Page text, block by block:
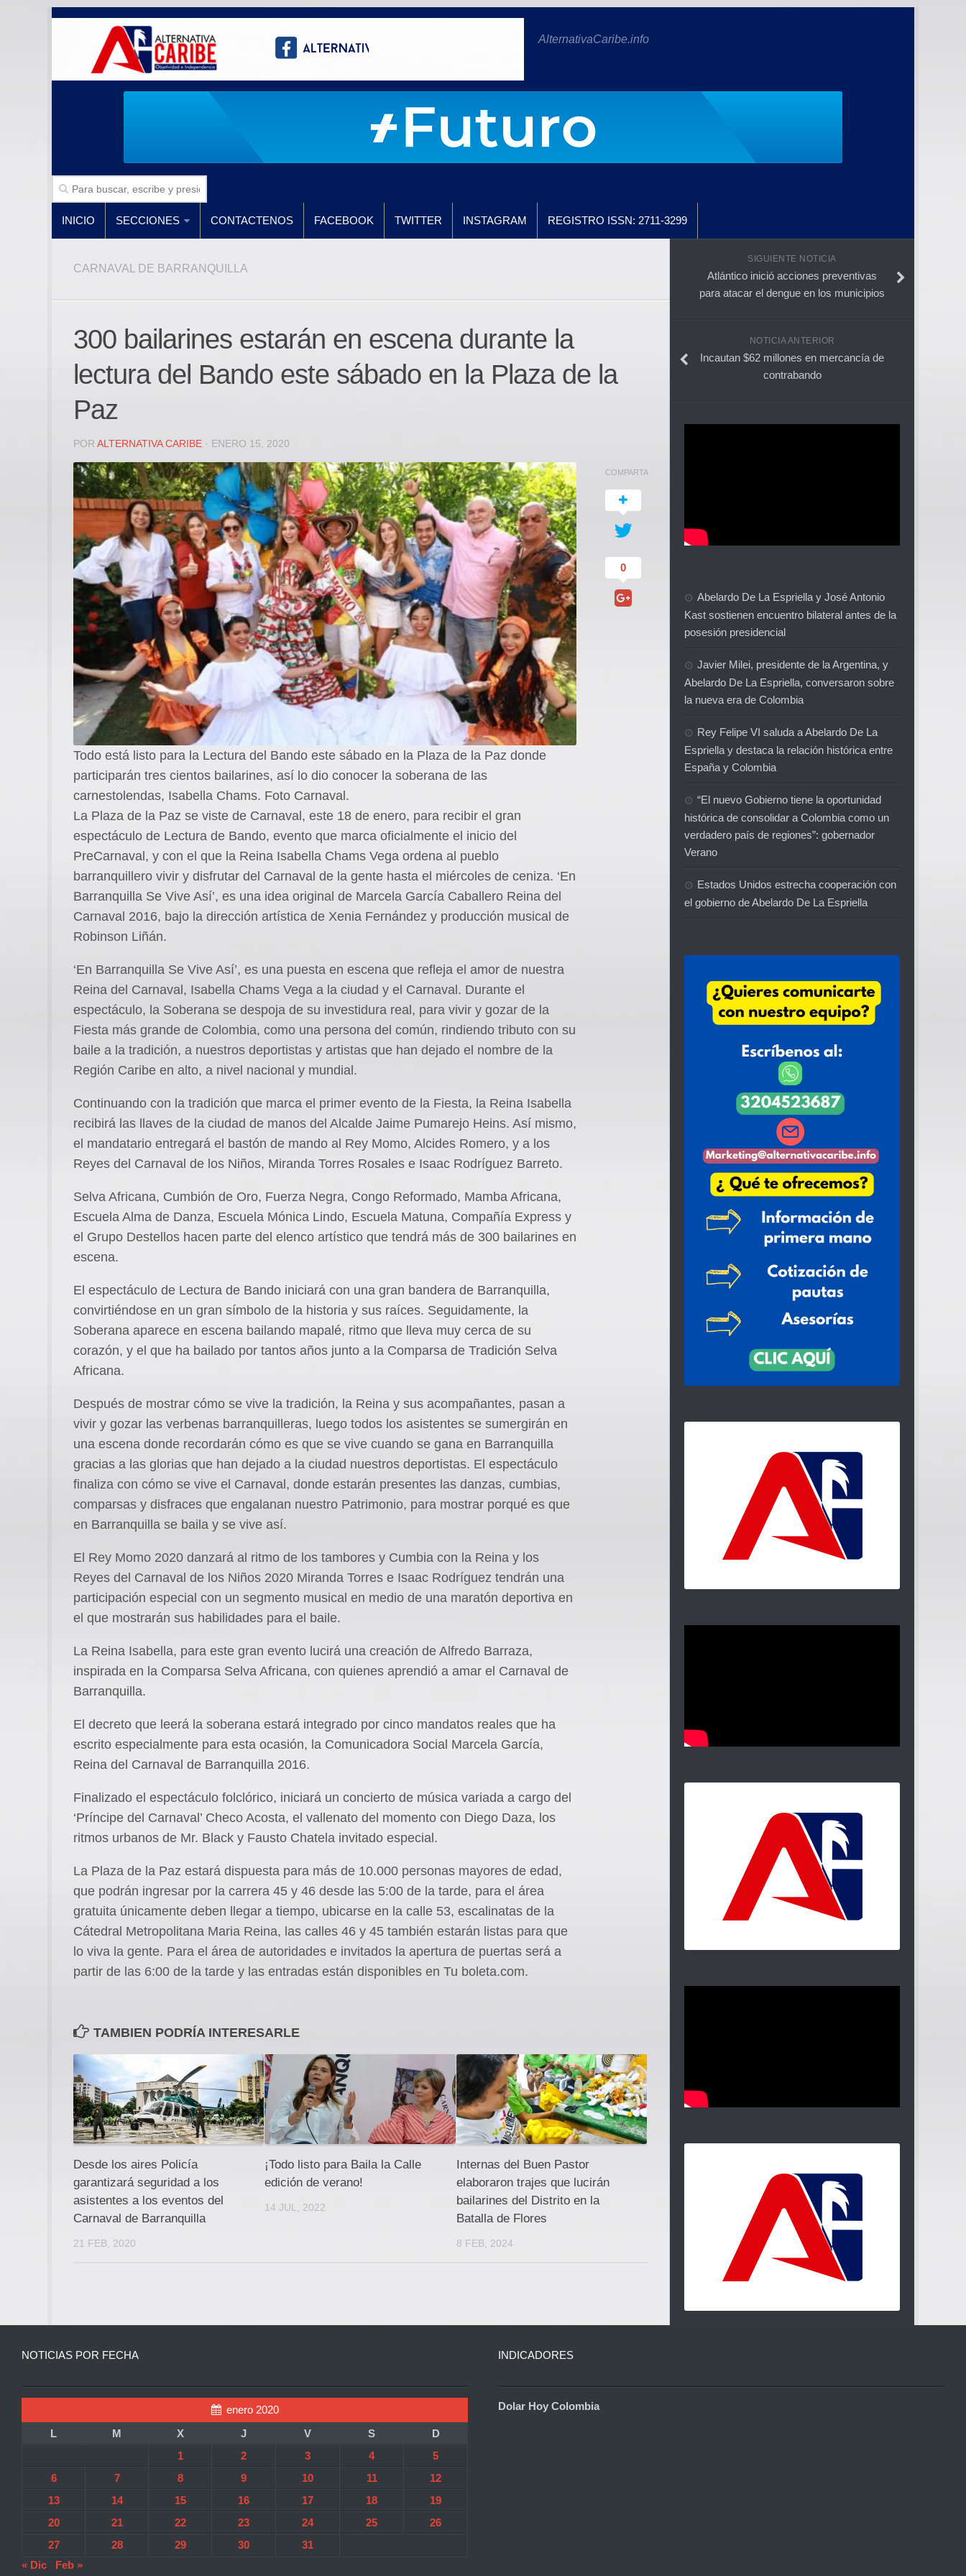
AlternativaCaribe.info
INICIO SECCIONES CONTACTENOS FACEBOOK TWITTER INSTAGRAM REGISTRO ISSN: 2711-3299
CARNAVAL DE BARRANQUILLA
300 bailarines estarán en escena durante la
lectura del Bando este sábado en la Plaza de la
Paz
POR ALTERNATIVA CARIBE · ENERO 15, 2020
Todo está listo para la Lectura del Bando este sábado en la Plaza de la Paz donde
participarán tres cientos bailarines, así lo dio conocer la soberana de las
carnestolendas, Isabella Chams. Foto Carnaval.
La Plaza de la Paz se viste de Carnaval, este 18 de enero, para recibir el gran
espectáculo de Lectura de Bando, evento que marca oficialmente el inicio del
PreCarnaval, y con el que la Reina Isabella Chams Vega ordena al pueblo
barranquillero vivir y disfrutar del Carnaval de la gente hasta el miércoles de ceniza. ‘En
Barranquilla Se Vive Así’, es una idea original de Marcela García Caballero Reina del
Carnaval 2016, bajo la dirección artística de Xenia Fernández y producción musical de
Robinson Liñán.
‘En Barranquilla Se Vive Así’, es una puesta en escena que refleja el amor de nuestra
Reina del Carnaval, Isabella Chams Vega a la ciudad y el Carnaval. Durante el
espectáculo, la Soberana se despoja de su investidura real, para vivir y gozar de la
Fiesta más grande de Colombia, como una persona del común, rindiendo tributo con su
baile a la tradición, a nuestros deportistas y artistas que han dejado el nombre de la
Región Caribe en alto, a nivel nacional y mundial.
Continuando con la tradición que marca el primer evento de la Fiesta, la Reina Isabella
recibirá las llaves de la ciudad de manos del Alcalde Jaime Pumarejo Heins. Así mismo,
el mandatario entregará el bastón de mando al Rey Momo, Alcides Romero, y a los
Reyes del Carnaval de los Niños, Miranda Torres Rosales e Isaac Rodríguez Barreto.
Selva Africana, Cumbión de Oro, Fuerza Negra, Congo Reformado, Mamba Africana,
Escuela Alma de Danza, Escuela Mónica Lindo, Escuela Matuna, Compañía Express y
el Grupo Destellos hacen parte del elenco artístico que tendrá más de 300 bailarines en
escena.
El espectáculo de Lectura de Bando iniciará con una gran bandera de Barranquilla,
convirtiéndose en un gran símbolo de la historia y sus raíces. Seguidamente, la
Soberana aparece en escena bailando mapalé, ritmo que lleva muy cerca de su
corazón, y el que ha bailado por tantos años junto a la Comparsa de Tradición Selva
Africana.
Después de mostrar cómo se vive la tradición, la Reina y sus acompañantes, pasan a
vivir y gozar las verbenas barranquilleras, luego todos los asistentes se sumergirán en
una escena donde recordarán cómo es que se vive cuando se gana en Barranquilla
gracias a las glorias que han dejado a la ciudad nuestros deportistas. El espectáculo
finaliza con cómo se vive el Carnaval, donde estarán presentes las danzas, cumbias,
comparsas y disfraces que engalanan nuestro Patrimonio, para mostrar porqué es que
en Barranquilla se baila y se vive así.
El Rey Momo 2020 danzará al ritmo de los tambores y Cumbia con la Reina y los
Reyes del Carnaval de los Niños 2020 Miranda Torres e Isaac Rodríguez tendrán una
participación especial con un segmento musical en medio de una maratón deportiva en
el que mostrarán sus habilidades para el baile.
La Reina Isabella, para este gran evento lucirá una creación de Alfredo Barraza,
inspirada en la Comparsa Selva Africana, con quienes aprendió a amar el Carnaval de
Barranquilla.
El decreto que leerá la soberana estará integrado por cinco mandatos reales que ha
escrito especialmente para esta ocasión, la Comunicadora Social Marcela García,
Reina del Carnaval de Barranquilla 2016.
Finalizado el espectáculo folclórico, iniciará un concierto de música variada a cargo del
‘Príncipe del Carnaval’ Checo Acosta, el vallenato del momento con Diego Daza, los
ritmos urbanos de Mr. Black y Fausto Chatela invitado especial.
La Plaza de la Paz estará dispuesta para más de 10.000 personas mayores de edad,
que podrán ingresar por la carrera 45 y 46 desde las 5:00 de la tarde, para el área
gratuita únicamente deben llegar a tiempo, ubicarse en la calle 53, escalinatas de la
Cátedral Metropolitana Maria Reina, las calles 46 y 45 también estarán listas para que
lo viva la gente. Para el área de autoridades e invitados la apertura de puertas será a
partir de las 6:00 de la tarde y las entradas están disponibles en Tu boleta.com.
COMPARTA
0
TAMBIEN PODRÍA INTERESARLE
Desde los aires Policía
garantizará seguridad a los
asistentes a los eventos del
Carnaval de Barranquilla
21 FEB, 2020
¡Todo listo para Baila la Calle
edición de verano!
14 JUL, 2022
Internas del Buen Pastor
elaboraron trajes que lucirán
bailarines del Distrito en la
Batalla de Flores
8 FEB, 2024
SIGUIENTE NOTICIA
Atlántico inició acciones preventivas
para atacar el dengue en los municipios
NOTICIA ANTERIOR
Incautan $62 millones en mercancía de
contrabando
Abelardo De La Espriella y José Antonio
Kast sostienen encuentro bilateral antes de la
posesión presidencial
Javier Milei, presidente de la Argentina, y
Abelardo De La Espriella, conversaron sobre
la nueva era de Colombia
Rey Felipe VI saluda a Abelardo De La
Espriella y destaca la relación histórica entre
España y Colombia
“El nuevo Gobierno tiene la oportunidad
histórica de consolidar a Colombia como un
verdadero país de regiones”: gobernador
Verano
Estados Unidos estrecha cooperación con
el gobierno de Abelardo De La Espriella
NOTICIAS POR FECHA
enero 2020
L
M X J V S
D
1
2 3 4
5
6
7 8 9 10 11
12
13
14 15 16 17 18
19
20
21 22 23 24 25
26
27
28 29 30
31
« Dic
Feb »
INDICADORES
Dolar Hoy Colombia